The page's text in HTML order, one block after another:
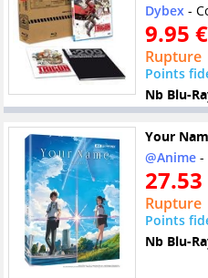
Dybex -
9.95 €
Rupture
Points
Nb Blu-
Your
@Anime-
27.53
Rupture
Points
Nb Blu-